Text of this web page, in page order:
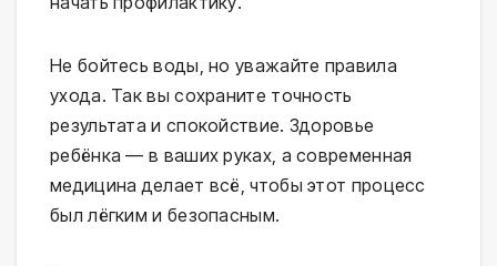
Не бойтесь воды, но уважайте правила
ухода. Так вы сохраните точность
результата и спокойствие. Здоровье
ребёнка — в ваших руках, а современная
медицина делает всё, чтобы этот процесс
был лёгким и безопасным.